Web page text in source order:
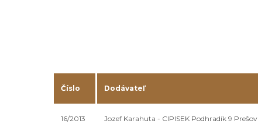
Číslo Dodávateľ
16/2013 Jozef Karahuta - CIPISEK Podhradík 9 Prešov